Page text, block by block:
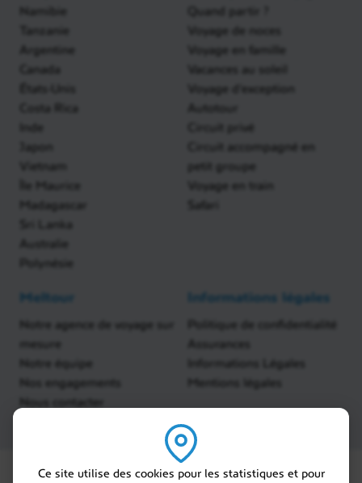
Ce site utilise des cookies pour les statistiques et pour
Namibie
Tanzanie
Argentine
Canada
États-Unis
Costa Rica
Inde
Japon
Vietnam
Île Maurice
Madagascar
Sri Lanka
Australie
Polynésie
Quand partir ?
Voyage de noces
Voyage en famille
Vacances au soleil
Voyage d'exception
Autotour
Circuit privé
Circuit accompagné en
petit groupe
Voyage en train
Safari
Meltour
Notre agence de voyage sur
mesure
Notre équipe
Nos engagements
Nous contacter
Informations légales
Politique de confidentialité
Assurances
Informations Légales
Mentions légales